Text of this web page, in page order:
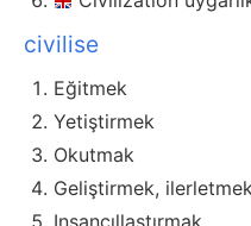
civilise
Eğitmek
Yetiştirmek
Okutmak
Geliştirmek,